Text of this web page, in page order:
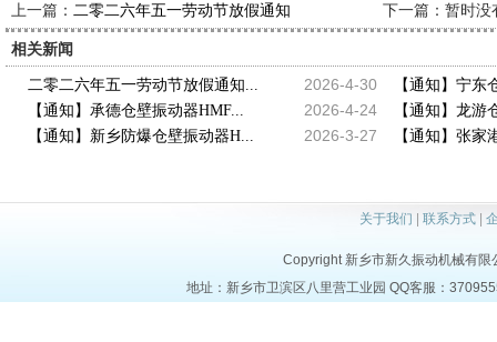
上一篇： 二零二六年五一劳动节放假通知 下一篇：暂时没
相关新闻
2026-4-30
二零二六年五一劳动节放假通知... 【通知】宁东
2026-4-24
【通知】承德仓壁振动器HMF... 【通知】龙游
2026-3-27
【通知】新乡防爆仓壁振动器H... 【通知】张家
关于我们 联系方式|
Copyright 新乡市新久振动机械有
地址：新乡市卫滨区八里营工业园 QQ客服：